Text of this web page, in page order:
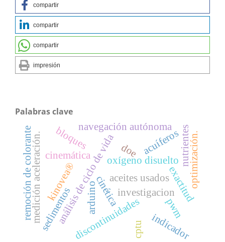
compartir
compartir
compartir
impresión
Palabras clave
investigacion
arduino
análisis de ciclo de vida
discontinuidades
navegación autónoma
cptu
exactitud
oxígeno disuelto
sedimentos
medición aceleración. kinovea®
cinemática
cinética
remoción de colorante acuíferos
aceites usados optimización.
bloques
indicador
doe nutrientes
pwm